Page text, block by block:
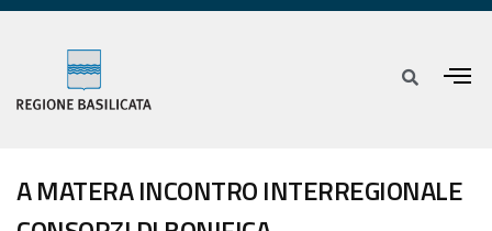
A MATERA INCONTRO INTERREGIONALE